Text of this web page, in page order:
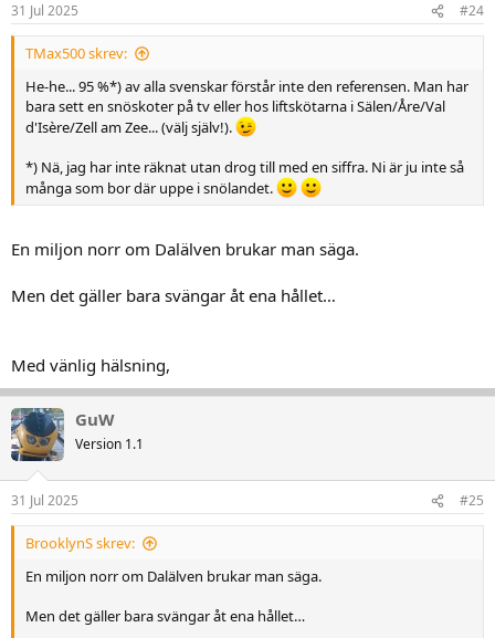
e
r
31 Jul 2025 #24
TMax500 skrev:
He-he... 95 %*) av alla svenskar förstår inte den referensen. Man har
bara sett en snöskoter på tv eller hos liftskötarna i Sälen/Åre/Val
d'Isère/Zell am Zee... (välj själv!).
*) Nä, jag har inte räknat utan drog till med en siffra. Ni är ju inte så
många som bor där uppe i snölandet.
En miljon norr om Dalälven brukar man säga.
Men det gäller bara svängar åt ena hållet…
Med vänlig hälsning,
GuW
Version 1.1
31 Jul 2025 #25
BrooklynS skrev:
En miljon norr om Dalälven brukar man säga.
Men det gäller bara svängar åt ena hållet…